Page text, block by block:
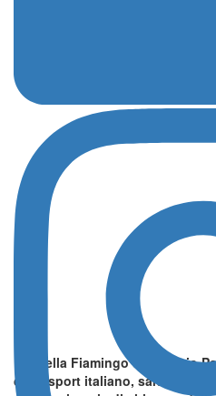
10 Agosto 2024 -
Rossella Fiamingo e Gregorio
dello sport italiano, saranno i